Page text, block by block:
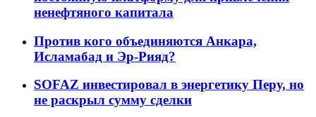
ненефтяного капитала
Против кого объединяются Анкара,
Исламабад и Эр-Рияд?
SOFAZ инвестировал в энергетику Перу, но
не раскрыл сумму сделки